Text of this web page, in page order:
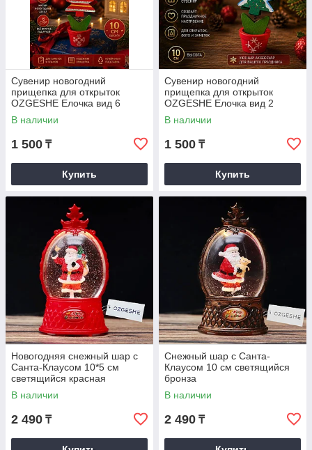
Сувенир новогодний
прищепка для открыток
OZGESHE Елочка вид 6
В наличии
1 500 ₸
Купить
Сувенир новогодний
прищепка для открыток
OZGESHE Елочка вид 2
В наличии
1 500 ₸
Купить
Новогодняя снежный шар с
Санта-Клаусом 10*5 см
светящийся красная
В наличии
2 490 ₸
Снежный шар с Санта-
Клаусом 10 см светящийся
бронза
В наличии
2 490 ₸